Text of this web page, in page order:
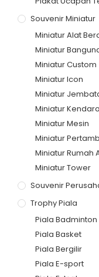
Souvenir Miniatur
Miniatur Alat
Miniatur
Miniatur Custom
Miniatur Icon
Miniatur
Miniatur
Miniatur Mesin
Miniatur
Miniatur Rumah
Miniatur Tower
Souvenir
Trophy Piala
Piala Badminton
Piala Basket
Piala Bergilir
Piala E-sport